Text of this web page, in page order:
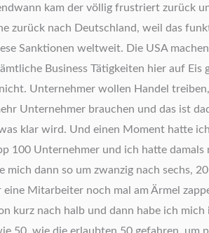
kam der völlig frustriert zurück
zurück nach Deutschland, weil das
Sanktionen weltweit. Die USA
Business Tätigkeiten hier auf Eis
Unternehmer wollen Handel
Unternehmer brauchen und das ist
klar wird. Und einen Moment hatte
100 Unternehmer und ich hatte damals
dann so um zwanzig nach sechs,
Mitarbeiter noch mal am Ärmel
kurz nach halb und dann habe ich